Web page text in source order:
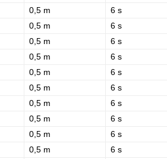
0,5 m 6 s
0,5 m 6 s
0,5 m 6 s
0,5 m 6 s
0,5 m 6 s
0,5 m 6 s
0,5 m 6 s
0,5 m 6 s
0,5 m 6 s
0,5 m 6 s